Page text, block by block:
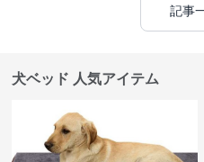
記事
犬ベッド 人気アイテム